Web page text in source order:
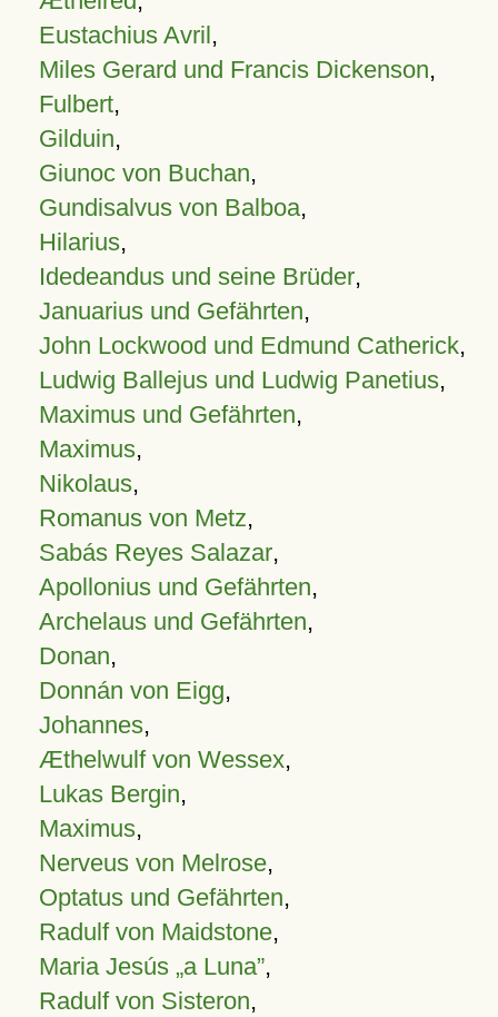
Eustachius Avril,
Miles Gerard und Francis Dickenson,
Fulbert,
Gilduin,
Giunoc von Buchan,
Gundisalvus von Balboa,
Hilarius,
Idedeandus und seine Brüder,
Januarius und Gefährten,
John Lockwood und Edmund Catherick,
Ludwig Ballejus und Ludwig Panetius,
Maximus und Gefährten,
Maximus,
Nikolaus,
Romanus von Metz,
Sabás Reyes Salazar,
Apollonius und Gefährten,
Archelaus und Gefährten,
Donan,
Donnán von Eigg,
Johannes,
Æthelwulf von Wessex,
Lukas Bergin,
Maximus,
Nerveus von Melrose,
Optatus und Gefährten,
Radulf von Maidstone,
Maria Jesús „a Luna”,
Radulf von Sisteron,